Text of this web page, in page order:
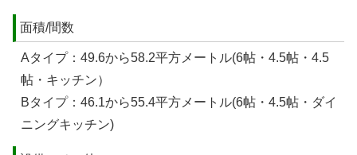
面積/間数
Aタイプ：49.6から58.2平方メートル(6帖・4.5帖・4.5
帖・キッチン）
Bタイプ：46.1から55.4平方メートル(6帖・4.5帖・ダイ
ニングキッチン)